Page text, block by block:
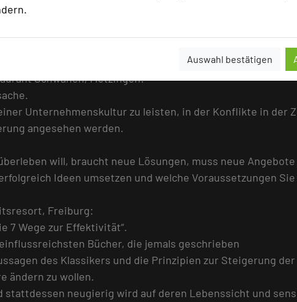
Auswahl bestätigen
die Gesellschaft vom digitalen Wandel profitieren
der Mensch in den Mittelpunkt der
Schwanen, Metzingen:
Unternehmenskultur zu leisten, in der Konflikte in der
angesehen werden.
will, braucht neue Lösungen, muss neue
Ideen umsetzen und welche Voraussetzungen
Freiburg:
7 Wege zur Effektivität“.
Bücher, die jemals geschrieben
des Klassikers und die Prinzipien zur Steigerung
ändern zu wollen.
stattdessen neugierig wird auf deren Lebenssicht und